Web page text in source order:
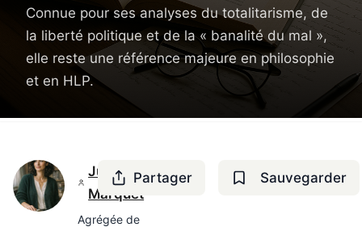
Connue pour ses analyses du totalitarisme, de
la liberté politique et de la « banalité du mal »,
elle reste une référence majeure en philosophie
et en HLP.
Juliette
Marquet
Agrégée de
Partager Sauvegarder